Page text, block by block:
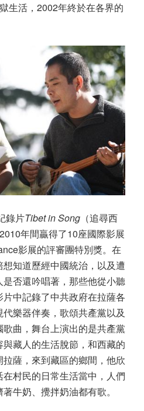
生活，2002年終於在各界的
錄片Tibet in Song （追尋西
年間贏得了10座國際影展
影展的評審團特別獎。在
知道歷經中國統治，以及遭
否還吟唱著，那些他從小聽
中記錄了中共政府在拉薩各
樂器伴奏，歌頌共產黨以及
曲，舞台上演出的是共產黨
藏人的生活脫節，和西藏的
薩，來到藏區的鄉間，他欣
村民的日常生活當中，人們
牛奶、攪拌奶油都有歌。